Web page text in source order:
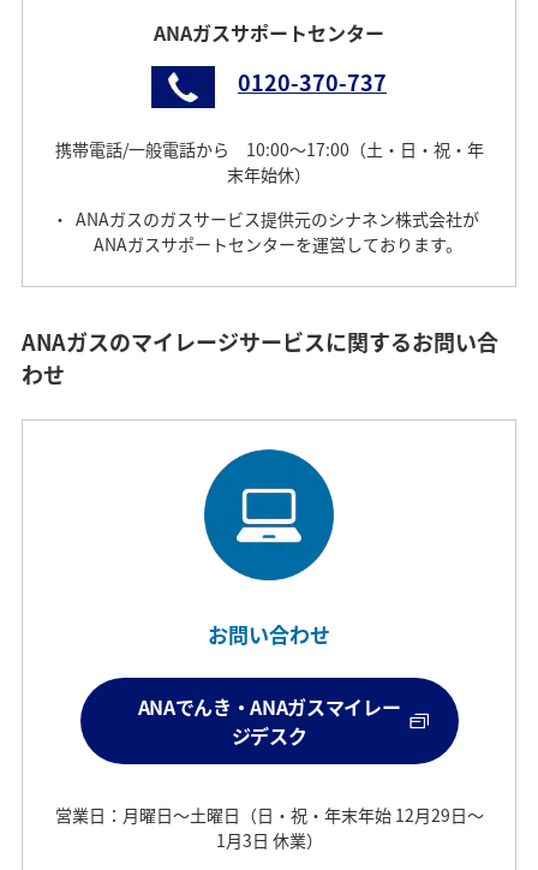
ANAガスサポートセンター
0120-370-737
携帯電話/一般電話から 10:00～17:00（土・日・祝・年
末年始休）
ANAガスのガスサービス提供元のシナネン株式会社が
ANAガスサポートセンターを運営しております。
ANAガスのマイレージサービスに関するお問い合
わせ
お問い合わせ
ANAでんき・ANAガスマイレー
ジデスク
営業日：月曜日～土曜日（日・祝・年末年始 12月29日～
1月3日 休業）